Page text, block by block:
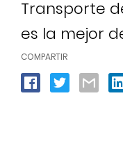
Transporte
es la mejor
COMPARTIR